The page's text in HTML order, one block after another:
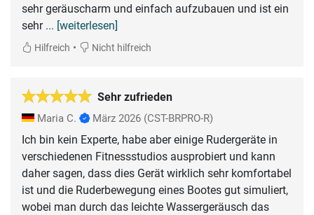
sehr geräuscharm und einfach aufzubauen und ist ein
sehr ... [weiterlesen]
Hilfreich • Nicht hilfreich
Sehr zufrieden
Maria C. März 2026 (CST-BRPRO-R)
Ich bin kein Experte, habe aber einige Rudergeräte in
verschiedenen Fitnessstudios ausprobiert und kann
daher sagen, dass dies Gerät wirklich sehr komfortabel
ist und die Ruderbewegung eines Bootes gut simuliert,
wobei man durch das leichte Wassergeräusch das